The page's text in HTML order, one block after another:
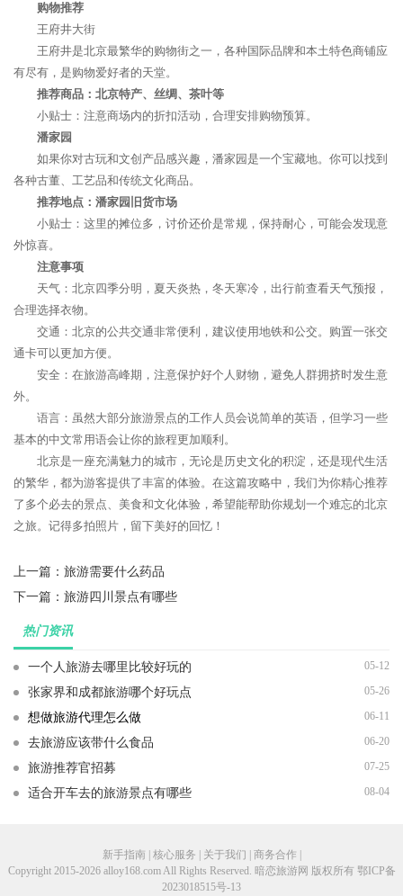
购物推荐
王府井大街
王府井是北京最繁华的购物街之一，各种国际品牌和本土特色商铺应
有尽有，是购物爱好者的天堂。
推荐商品：北京特产、丝绸、茶叶等
小贴士：注意商场内的折扣活动，合理安排购物预算。
潘家园
如果你对古玩和文创产品感兴趣，潘家园是一个宝藏地。你可以找到
各种古董、工艺品和传统文化商品。
推荐地点：潘家园旧货市场
小贴士：这里的摊位多，讨价还价是常规，保持耐心，可能会发现意
外惊喜。
注意事项
天气：北京四季分明，夏天炎热，冬天寒冷，出行前查看天气预报，
合理选择衣物。
交通：北京的公共交通非常便利，建议使用地铁和公交。购置一张交
通卡可以更加方便。
安全：在旅游高峰期，注意保护好个人财物，避免人群拥挤时发生意
外。
语言：虽然大部分旅游景点的工作人员会说简单的英语，但学习一些
基本的中文常用语会让你的旅程更加顺利。
北京是一座充满魅力的城市，无论是历史文化的积淀，还是现代生活
的繁华，都为游客提供了丰富的体验。在这篇攻略中，我们为你精心推荐
了多个必去的景点、美食和文化体验，希望能帮助你规划一个难忘的北京
之旅。记得多拍照片，留下美好的回忆！
上一篇： 旅游需要什么药品
下一篇： 旅游四川景点有哪些
热门资讯
一个人旅游去哪里比较好玩的 05-12
张家界和成都旅游哪个好玩点 05-26
想做旅游代理怎么做 06-11
去旅游应该带什么食品 06-20
旅游推荐官招募 07-25
适合开车去的旅游景点有哪些 08-04
新手指南 | 核心服务 | 关于我们 | 商务合作 |
Copyright 2015-2026 alloy168.com All Rights Reserved. 暗恋旅游网 版权所有 鄂ICP备
2023018515号-13